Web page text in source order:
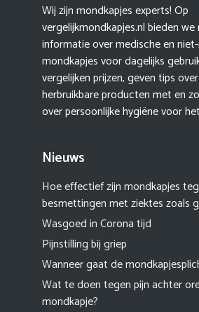
Wij zijn mondkapjes experts! Op
vergelijkmondkapjes.nl bieden
informatie over medische en
mondkapjes voor dagelijks
vergelijken prijzen, geven tips
herbruikbare producten met en
over persoonlijke hygiëne voor
Nieuws
Hoe effectief zijn mondkapjes
besmettingen met ziektes zoals
Wasgoed in Corona tijd
Pijnstilling bij griep
Wanneer gaat de
Wat te doen tegen pijn achter
mondkapje?